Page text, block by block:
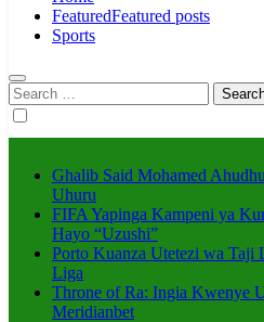
FeaturedFeatured posts
Sports
Search
for:
Ghalib Said Mohamed
Uhuru
FIFA Yapinga Kampeni ya
Hayo “Uzushi”
Porto Kuanza Utetezi wa Taji
Liga
Throne of Ra: Ingia Kwenye
Meridianbet